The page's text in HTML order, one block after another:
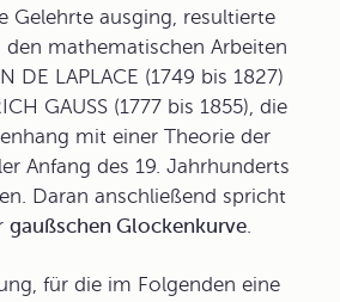
Gelehrte ausging, resultierte
den mathematischen Arbeiten
DE LAPLACE (1749 bis 1827)
GAUSS (1777 bis 1855), die
mit einer Theorie der
Anfang des 19. Jahrhunderts
Daran anschließend spricht
gaußschen Glockenkurve.
für die im Folgenden eine